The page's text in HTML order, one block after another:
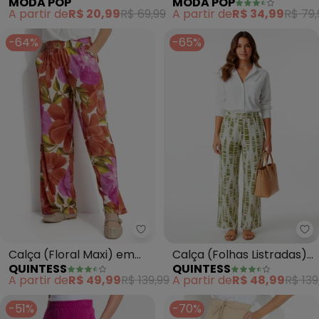
com Fendas nas Laterais
A partir deR$ 20,99R$ 69,99
Bolsos e Detalhe de
Amarração
A partir deR$ 34,99R$
-64%
Quintess - Calça (Floral Maxi)
Calça (Floral Maxi) em
Malha Fria
QUINTESS
A partir deR$ 49,99R$ 139,99
-65%
Calça (Folhas Listradas)
em Malha de Viscose
QUINTESS
A partir deR$ 48,99R$
-51%
-70%